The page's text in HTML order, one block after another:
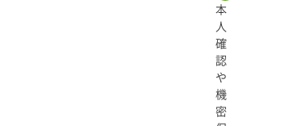
本
人
確
認
や
機
密